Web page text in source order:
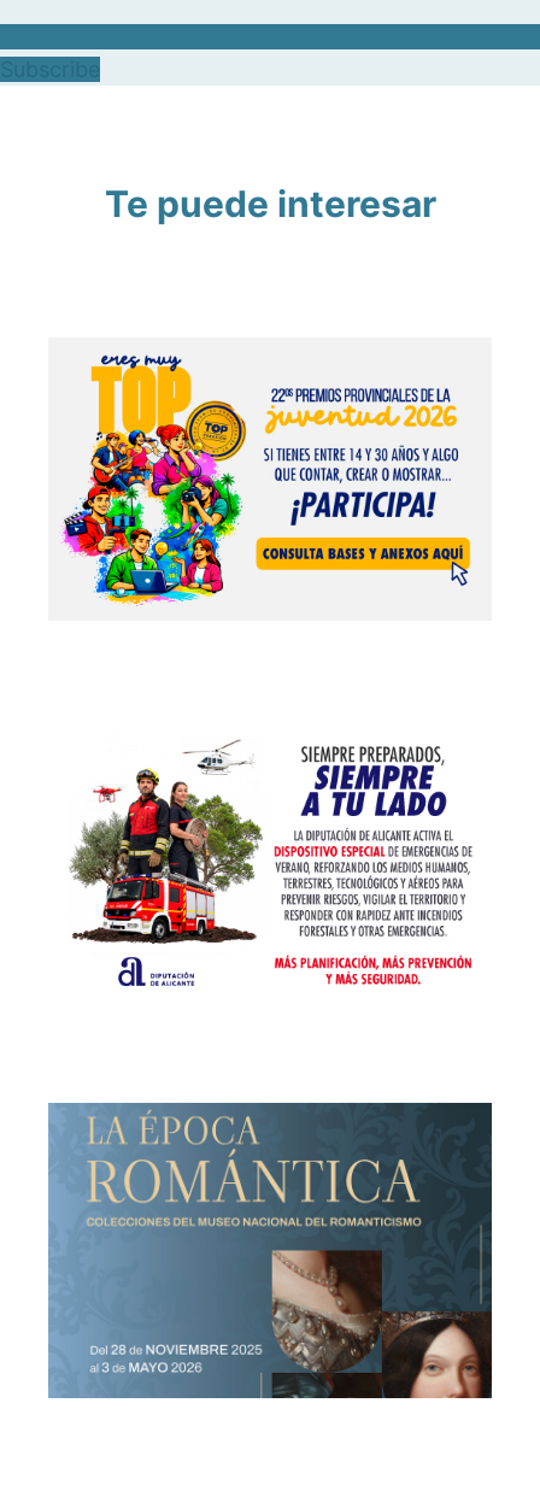
Te puede interesar